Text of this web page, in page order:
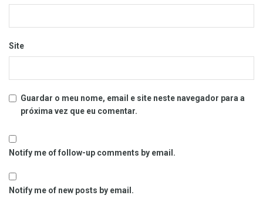
Site
Guardar o meu nome, email e site neste navegador para a
próxima vez que eu comentar.
Notify me of follow-up comments by email.
Notify me of new posts by email.